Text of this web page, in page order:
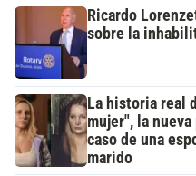
Ricardo
sobre la
La historia real
mujer", la
caso de una
marido